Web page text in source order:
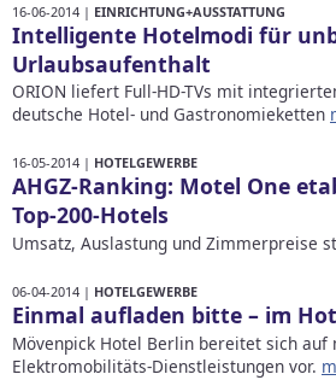
16-06-2014 | EINRICHTUNG+AUSSTATTUNG
Intelligente Hotelmodi für
Urlaubsaufenthalt
ORION liefert Full-HD-TVs mit
deutsche Hotel- und Gastronomieketten
16-05-2014 | HOTELGEWERBE
AHGZ-Ranking: Motel One
Top-200-Hotels
Umsatz, Auslastung und Zimmerpreise
06-04-2014 | HOTELGEWERBE
Einmal aufladen bitte – im
Mövenpick Hotel Berlin bereitet sich auf
Elektromobilitäts-Dienstleistungen vor.